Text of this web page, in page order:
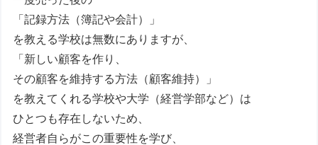
「記録方法（簿記や会計）」
を教える学校は無数にありますが、
「新しい顧客を作り、
その顧客を維持する方法（顧客維持）」
を教えてくれる学校や大学（経営学部など）は
ひとつも存在しないため、
経営者自らがこの重要性を学び、